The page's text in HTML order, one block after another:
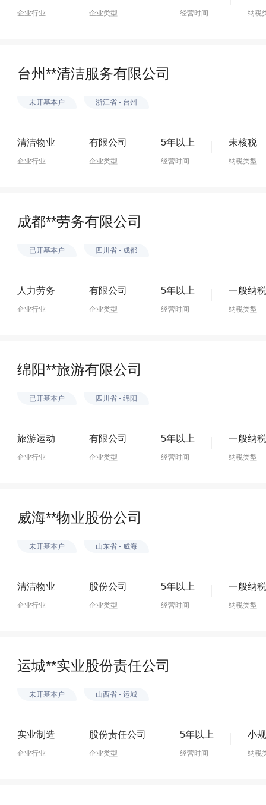
企业行业 企业类型 经营时间 纳税
台州**清洁服务有限公司
未开基本户 浙江省 - 台州
清洁物业
企业行业
有限公司
企业类型
5年以上
经营时间
未核税
纳税类型
成都**劳务有限公司
已开基本户 四川省 - 成都
人力劳务
企业行业
有限公司
企业类型
5年以上
经营时间
一般纳
纳税类型
绵阳**旅游有限公司
已开基本户 四川省 - 绵阳
旅游运动
企业行业
有限公司
企业类型
5年以上
经营时间
一般纳
纳税类型
威海**物业股份公司
未开基本户 山东省 - 威海
清洁物业
企业行业
股份公司
企业类型
5年以上
经营时间
一般纳
纳税类型
运城**实业股份责任公司
未开基本户 山西省 - 运城
实业制造
企业行业
股份责任公司
企业类型
5年以上
经营时间
小
纳税